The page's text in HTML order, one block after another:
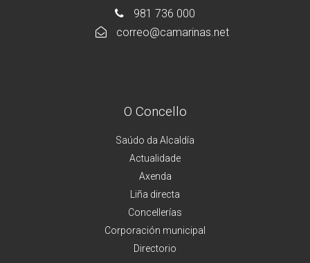
981 736 000
correo@camarinas.net
O Concello
Saúdo da Alcaldía
Actualidade
Axenda
Liña directa
Concellerías
Corporación municipal
Directorio